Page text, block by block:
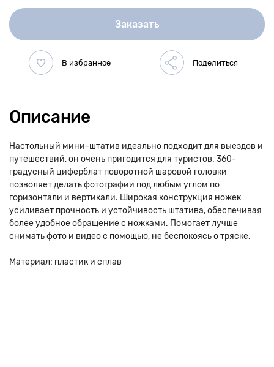
Заказать
Описание
Настольный мини-штатив идеально подходит для выездов и
путешествий, он очень пригодится для туристов. 360-
градусный циферблат поворотной шаровой головки
позволяет делать фотографии под любым углом по
горизонтали и вертикали. Широкая конструкция ножек
усиливает прочность и устойчивость штатива, обеспечивая
более удобное обращение с ножками. Помогает лучше
снимать фото и видео с помощью, не беспокоясь о тряске.
Материал: пластик и сплав